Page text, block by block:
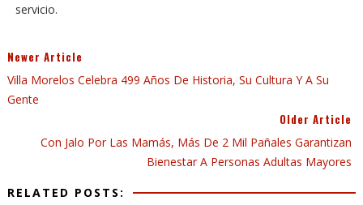
servicio.
Newer Article
Villa Morelos Celebra 499 Años De Historia, Su Cultura Y A Su
Gente
Older Article
Con Jalo Por Las Mamás, Más De 2 Mil Pañales Garantizan
Bienestar A Personas Adultas Mayores
RELATED POSTS: